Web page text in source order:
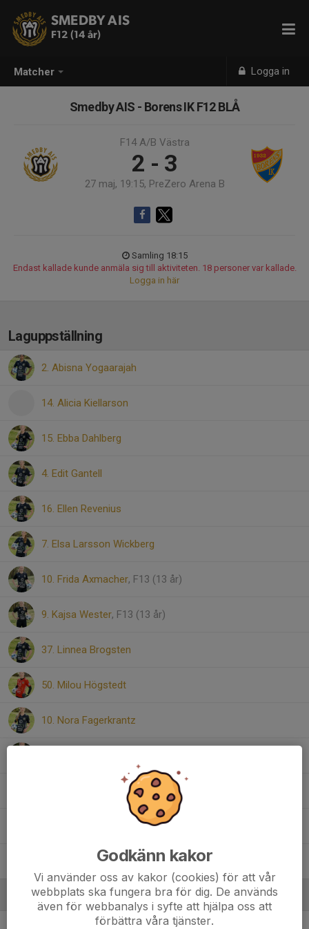
Matcher Logga in
SMEDBY AIS
F12 (14 år)
Smedby AIS - Borens IK F12 BLÅ
F14 A/B Västra
2 - 3
27 maj, 19:15, PreZero Arena B
Samling 18:15
Endast kallade kunde anmäla sig till aktiviteten. 18 personer var kallade.
Logga in här
Laguppställning
2. Abisna Yogaarajah
14. Alicia Kiellarson
15. Ebba Dahlberg
4. Edit Gantell
16. Ellen Revenius
7. Elsa Larsson Wickberg
10. Frida Axmacher, F13 (13 år)
9. Kajsa Wester, F13 (13 år)
37. Linnea Brogsten
50. Milou Högstedt
10. Nora Fagerkrantz
5. Vera Teske
Ledare
Godkänn kakor
Vi använder oss av kakor (cookies) för att vår
webbplats ska fungera bra för dig. De används
även för webbanalys i syfte att hjälpa oss att
förbättra våra tjänster.